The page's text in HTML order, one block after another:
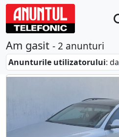
Am gasit - 2 anunturi
Anunturile utilizatorului: da